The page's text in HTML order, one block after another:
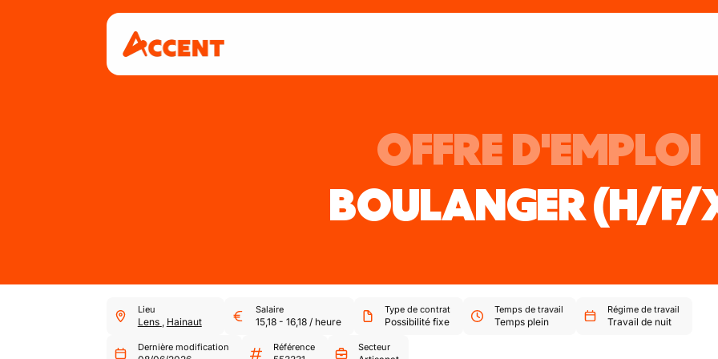
OFFRE D'EMPLOI
BOULANGER(H/F/
Lieu
Lens , Hainaut
Salaire
15,18- 16,18/ heure
Type de contrat
Possibilité fixe
Temps de travail
Temps plein
Régime de travail
Travail de nuit
Dernière modification Référence Secteur